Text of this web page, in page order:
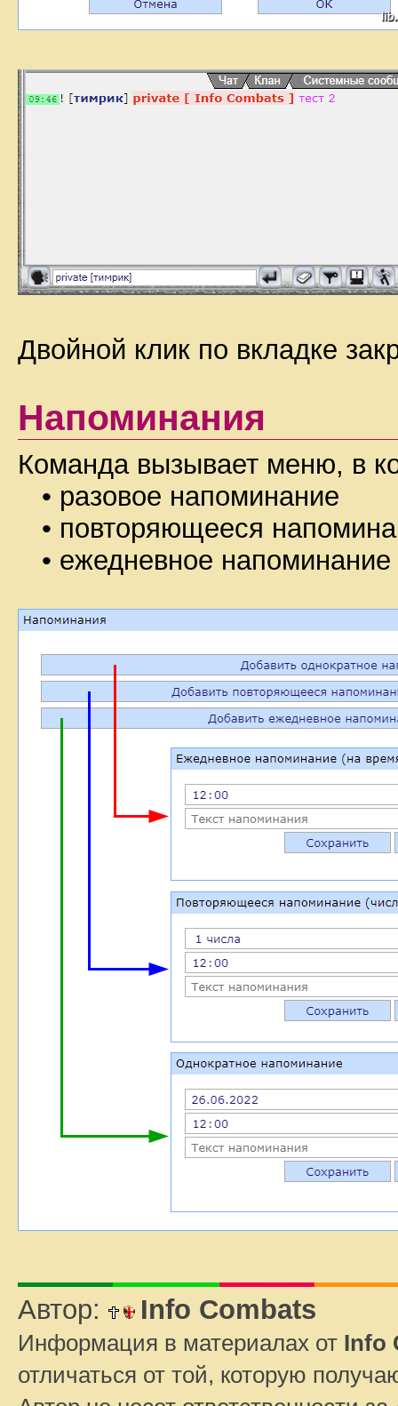
Двойной клик по вкладке
Напоминания
Команда вызывает меню, в
• разовое напоминание
• повторяющееся
• ежедневное
Автор: Info Combats
Информация в материалах от Info
отличаться от той, которую